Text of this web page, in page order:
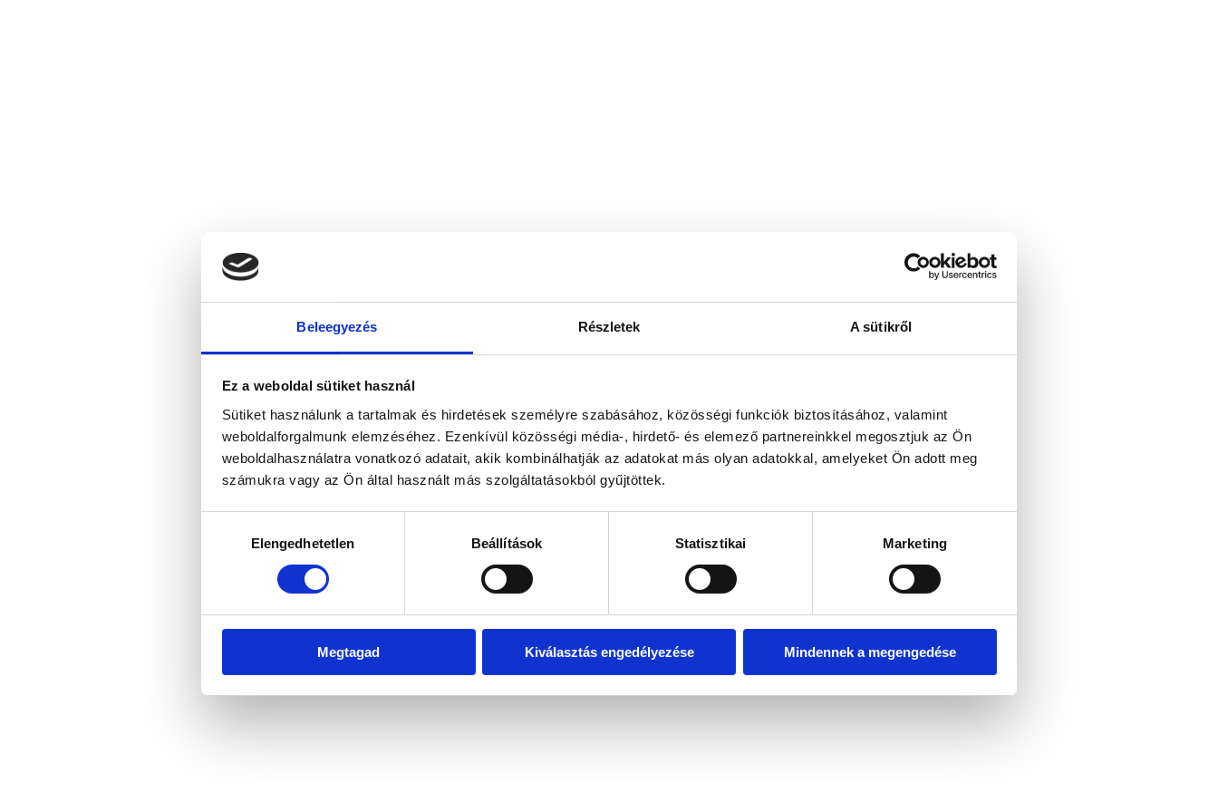
Beleegyezés Részletek A sütikről
Ez a weboldal sütiket használ
Sütiket használunk a tartalmak és hirdetések személyre szabásához, közösségi funkciók biztosításához, valamint
weboldalforgalmunk elemzéséhez. Ezenkívül közösségi média-, hirdető- és elemező partnereinkkel megosztjuk az Ön
weboldalhasználatra vonatkozó adatait, akik kombinálhatják az adatokat más olyan adatokkal, amelyeket Ön adott meg
számukra vagy az Ön által használt más szolgáltatásokból gyűjtöttek.
kiválasztásaElengedhetetlen Beállítások Statisztikai Marketing
Megtagad Kiválasztás engedélyezése Mindennek a megengedése
Application error: a client-side exception has occurred while loadingwww.bicapp.hu (see the browser console for more information)